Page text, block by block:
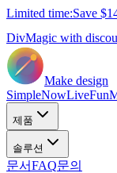
Limited time:Save
DivMagic with
Make design
SimpleNowLiveFun
제품
솔루션
문서FAQ문의